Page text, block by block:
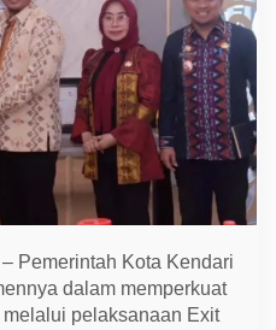
– Pemerintah Kota Kendari
dalam memperkuat
pelaksanaan Exit